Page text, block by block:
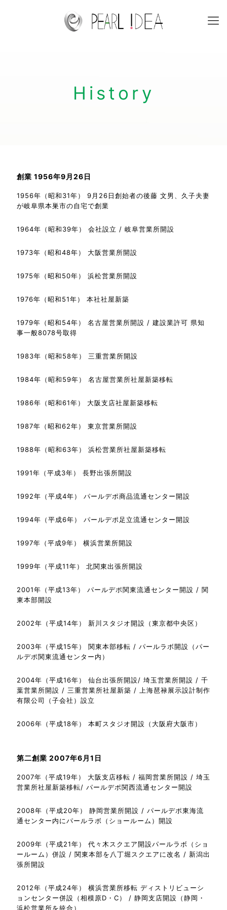
History
創業 1956年9月26日
1956年（昭和31年） 9月26日創始者の後藤 文男、久子夫妻
が岐阜県本巣市の自宅で創業
1964年（昭和39年） 会社設立 / 岐阜営業所開設
1973年（昭和48年） 大阪営業所開設
1975年（昭和50年） 浜松営業所開設
1976年（昭和51年） 本社社屋新築
1979年（昭和54年） 名古屋営業所開設 / 建設業許可 県知
事一般8078号取得
1983年（昭和58年） 三重営業所開設
1984年（昭和59年） 名古屋営業所社屋新築移転
1986年（昭和61年） 大阪支店社屋新築移転
1987年（昭和62年） 東京営業所開設
1988年（昭和63年） 浜松営業所社屋新築移転
1991年（平成3年） 長野出張所開設
1992年（平成4年） パールデポ商品流通センター開設
1994年（平成6年） パールデポ足立流通センター開設
1997年（平成9年） 横浜営業所開設
1999年（平成11年） 北関東出張所開設
2001年（平成13年） パールデポ関東流通センター開設 / 関
東本部開設
2002年（平成14年） 新川スタジオ開設（東京都中央区）
2003年（平成15年） 関東本部移転 / パールラボ開設（パー
ルデポ関東流通センター内）
2004年（平成16年） 仙台出張所開設/ 埼玉営業所開設 / 千
葉営業所開設 / 三重営業所社屋新築 / 上海琶禄展示設計制作
有限公司（子会社）設立
2006年（平成18年） 本町スタジオ開設（大阪府大阪市）
第二創業 2007年6月1日
2007年（平成19年） 大阪支店移転 / 福岡営業所開設 / 埼玉
営業所社屋新築移転/ パールデポ関西流通センター開設
2008年（平成20年） 静岡営業所開設 / パールデポ東海流
通センター内にパールラボ（ショールーム）開設
2009年（平成21年） 代々木スクエア開設パールラボ（ショ
ールーム）併設 / 関東本部を八丁堀スクエアに改名 / 新潟出
張所開設
2012年（平成24年） 横浜営業所移転 ディストリビューシ
ョンセンター併設（相模原D・C） / 静岡支店開設（静岡・
浜松営業所を統合）